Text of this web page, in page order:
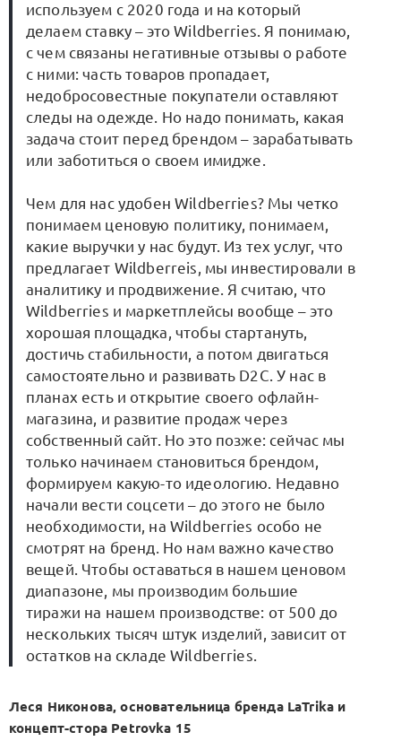
используем с 2020 года и на который
делаем ставку – это Wildberries. Я понимаю,
с чем связаны негативные отзывы о работе
с ними: часть товаров пропадает,
недобросовестные покупатели оставляют
следы на одежде. Но надо понимать, какая
задача стоит перед брендом – зарабатывать
или заботиться о своем имидже.
Чем для нас удобен Wildberries? Мы четко
понимаем ценовую политику, понимаем,
какие выручки у нас будут. Из тех услуг, что
предлагает Wildberreis, мы инвестировали в
аналитику и продвижение. Я считаю, что
Wildberries и маркетплейсы вообще – это
хорошая площадка, чтобы стартануть,
достичь стабильности, а потом двигаться
самостоятельно и развивать D2C. У нас в
планах есть и открытие своего офлайн-
магазина, и развитие продаж через
собственный сайт. Но это позже: сейчас мы
только начинаем становиться брендом,
формируем какую-то идеологию. Недавно
начали вести соцсети – до этого не было
необходимости, на Wildberries особо не
смотрят на бренд. Но нам важно качество
вещей. Чтобы оставаться в нашем ценовом
диапазоне, мы производим большие
тиражи на нашем производстве: от 500 до
нескольких тысяч штук изделий, зависит от
остатков на складе Wildberries.
Леся Никонова, основательница бренда LaTrika и
концепт-стора Petrovka 15